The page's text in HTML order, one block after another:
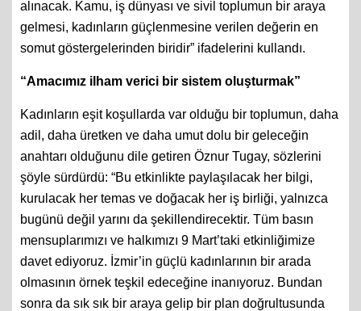
alınacak. Kamu, iş dünyası ve sivil toplumun bir araya
gelmesi, kadınların güçlenmesine verilen değerin en
somut göstergelerinden biridir” ifadelerini kullandı.
“Amacımız ilham verici bir sistem oluşturmak”
Kadınların eşit koşullarda var olduğu bir toplumun, daha
adil, daha üretken ve daha umut dolu bir geleceğin
anahtarı olduğunu dile getiren Öznur Tugay, sözlerini
şöyle sürdürdü: “Bu etkinlikte paylaşılacak her bilgi,
kurulacak her temas ve doğacak her iş birliği, yalnızca
bugünü değil yarını da şekillendirecektir. Tüm basın
mensuplarımızı ve halkımızı 9 Mart’taki etkinliğimize
davet ediyoruz. İzmir’in güçlü kadınlarının bir arada
olmasının örnek teşkil edeceğine inanıyoruz. Bundan
sonra da sık sık bir araya gelip bir plan doğrultusunda